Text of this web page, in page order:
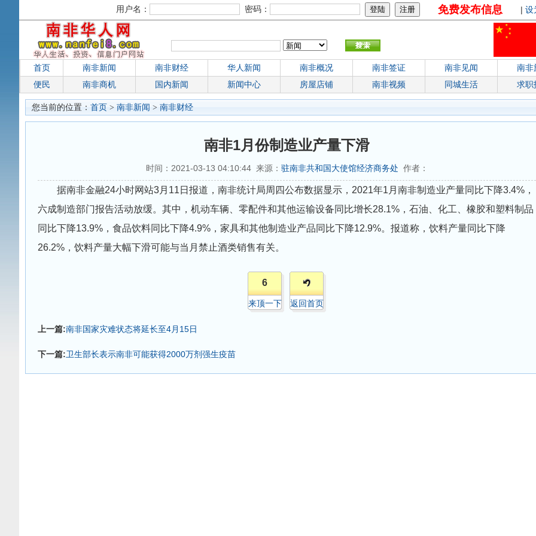
用户名： 密码： 免费发布信息 | 设
首页 南非新闻 南非财经 华人新闻 南非概况 南非签证 南非见闻
南非
便民
南非商机 国内新闻 新闻中心 房屋店铺 南非视频 同城生活 求职
您当前的位置： 首页 > 南非新闻 > 南非财经
南非1月份制造业产量下滑
时间：2021-03-13 04:10:44 来源： 驻南非共和国大使馆经济商务处 作者：
据南非金融24小时网站3月11日报道，南非统计局周四公布数据显示，2021年1月南非制造业产量同比下降3.4%，
六成制造部门报告活动放缓。其中，机动车辆、零配件和其他运输设备同比增长28.1%，石油、化工、橡胶和塑料制品
同比下降13.9%，食品饮料同比下降4.9%，家具和其他制造业产品同比下降12.9%。报道称，饮料产量同比下降
26.2%，饮料产量大幅下滑可能与当月禁止酒类销售有关。
6
来顶一下 返回首页
上一篇:南非国家灾难状态将延长至4月15日
下一篇:卫生部长表示南非可能获得2000万剂强生疫苗